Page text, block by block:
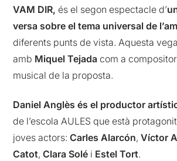
VAM DIR,és el segon espectacle d’
versa sobre el tema universal de
diferents punts de vista. Aquesta
amb Miquel Tejada com a
musical de la proposta.
Daniel Anglès és el productor
de l’escola AULES que està
joves actors:Carles Alarcón,Víctor
Catot,Clara Solé i Estel Tort.